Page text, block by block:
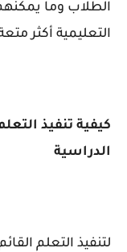
الطلاب وما
التعليمية أكثر
كيفية تنفيذ
الدراسية
لتنفيذ التعلم